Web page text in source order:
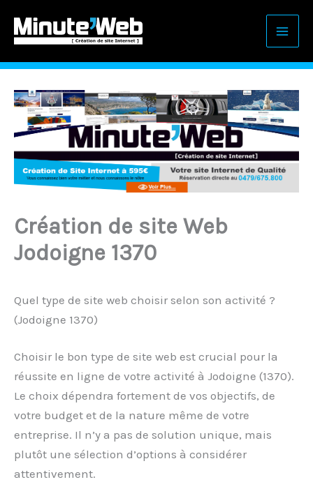
contenu
Création de site Web
Jodoigne 1370
Quel type de site web choisir selon son activité ?
(Jodoigne 1370)
Choisir le bon type de site web est crucial pour la
réussite en ligne de votre activité à Jodoigne (1370).
Le choix dépendra fortement de vos objectifs, de
votre budget et de la nature même de votre
entreprise. Il n’y a pas de solution unique, mais
plutôt une sélection d’options à considérer
attentivement.